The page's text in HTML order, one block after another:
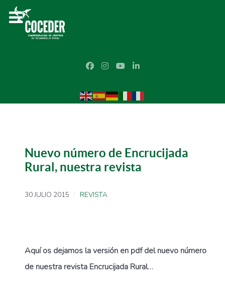
Nuevo número de Encrucijada
Rural, nuestra revista
30 JULIO 2015 REVISTA
Aquí os dejamos la versión en pdf del nuevo número
de nuestra revista Encrucijada Rural…